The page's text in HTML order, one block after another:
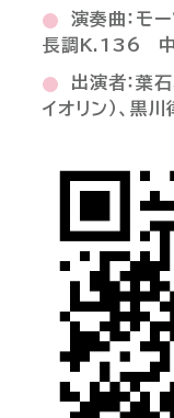
演奏曲：モ
長調K.136 中
出演者：葉石
イオリン）、黒川